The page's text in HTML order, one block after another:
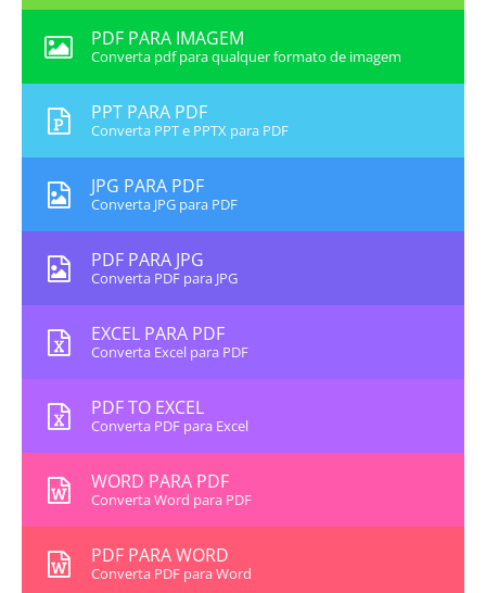
PDF PARA IMAGEM
Converta pdf para qualquer formato de imagem
PPT PARA PDF
Converta PPT e PPTX para PDF
JPG PARA PDF
Converta JPG para PDF
PDF PARA JPG
Converta PDF para JPG
EXCEL PARA PDF
Converta Excel para PDF
PDF TO EXCEL
Converta PDF para Excel
WORD PARA PDF
Converta Word para PDF
PDF PARA WORD
Converta PDF para Word